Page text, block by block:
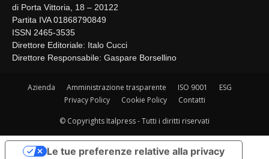
di Porta Vittoria, 18 – 20122
Partita IVA 01868790849
ISSN 2465-3535
Direttore Editoriale: Italo Cucci
Direttore Responsabile: Gaspare Borsellino
Azienda Amministrazione trasparente ISO 9001
ESG
Privacy Policy
Cookie Policy Contatti
© Copyrights Italpress - Tutti i diritti riservati
Le tue preferenze relative alla privacy